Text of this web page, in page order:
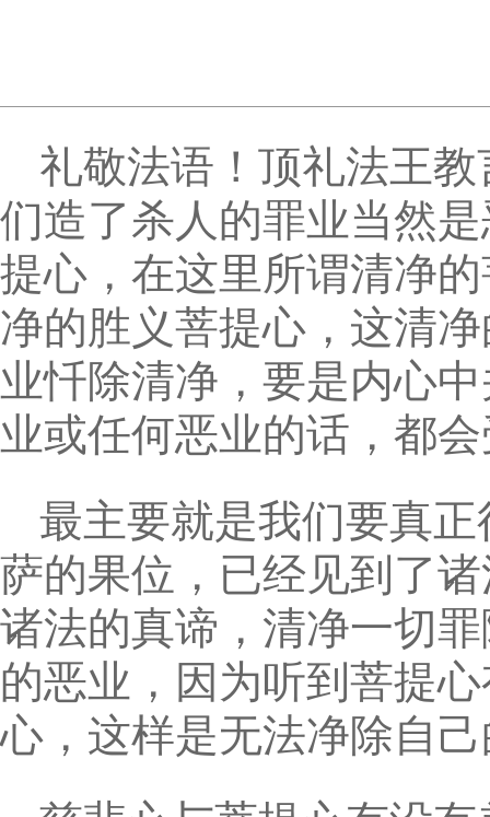
礼敬法语！顶礼法王
们造了杀人的罪业当然
提心，在这里所谓清净
净的胜义菩提心，这清
业忏除清净，要是内心
业或任何恶业的话，都
最主要就是我们要真
萨的果位，已经见到了
诸法的真谛，清净一切
的恶业，因为听到菩提
心，这样是无法净除自